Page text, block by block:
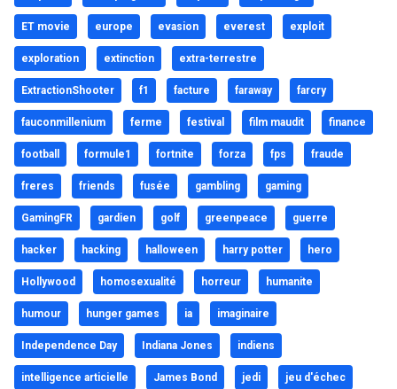
ET movie europe evasion everest exploit
exploration extinction extra-terrestre
ExtractionShooter f1 facture faraway farcry
fauconmillenium ferme festival film maudit finance
football formule1 fortnite forza fps fraude
freres friends fusée gambling gaming
GamingFR gardien golf greenpeace guerre
hacker hacking halloween harry potter hero
Hollywood homosexualité horreur humanite
humour hunger games ia imaginaire
Independence Day Indiana Jones indiens
intelligence articielle James Bond jedi jeu d'échec